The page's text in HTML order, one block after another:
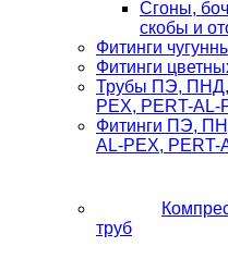
Сгоны,
скобы и
Фитинги
Фитинги
Трубы ПЭ, ПНД,
PEX, PERT-AL-
Фитинги ПЭ,
AL-PEX, PERT-
труб